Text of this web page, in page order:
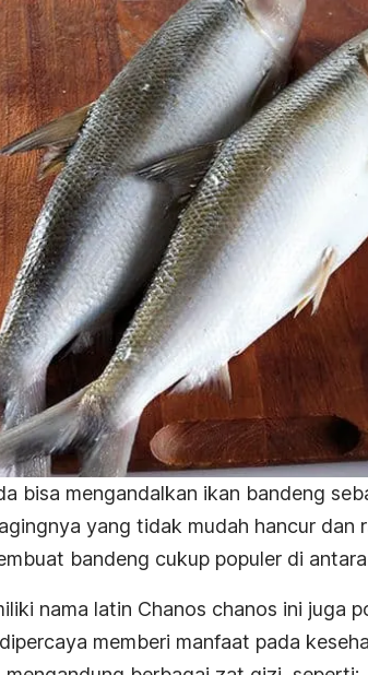
bisa mengandalkan ikan bandeng
yang tidak mudah hancur dan
bandeng cukup populer di
nama latin Chanos chanos ini juga
memberi manfaat pada